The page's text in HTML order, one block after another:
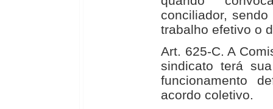
conciliador,
trabalho efetivo o
Art. 625-C. A
sindicato terá
funcionamento
acordo coletivo.